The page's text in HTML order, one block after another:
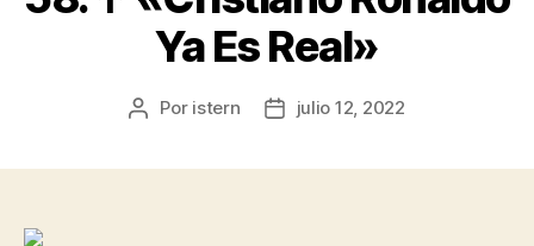
Ya Es Real»
Autor
Por istern
Fechajulio 12, 2022